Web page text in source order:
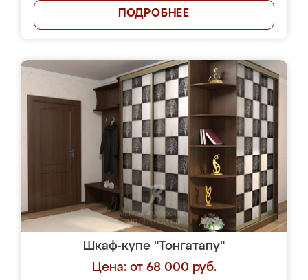
ПОДРОБНЕЕ
Шкаф-купе "Тонгатапу"
Цена: от 68 000 руб.